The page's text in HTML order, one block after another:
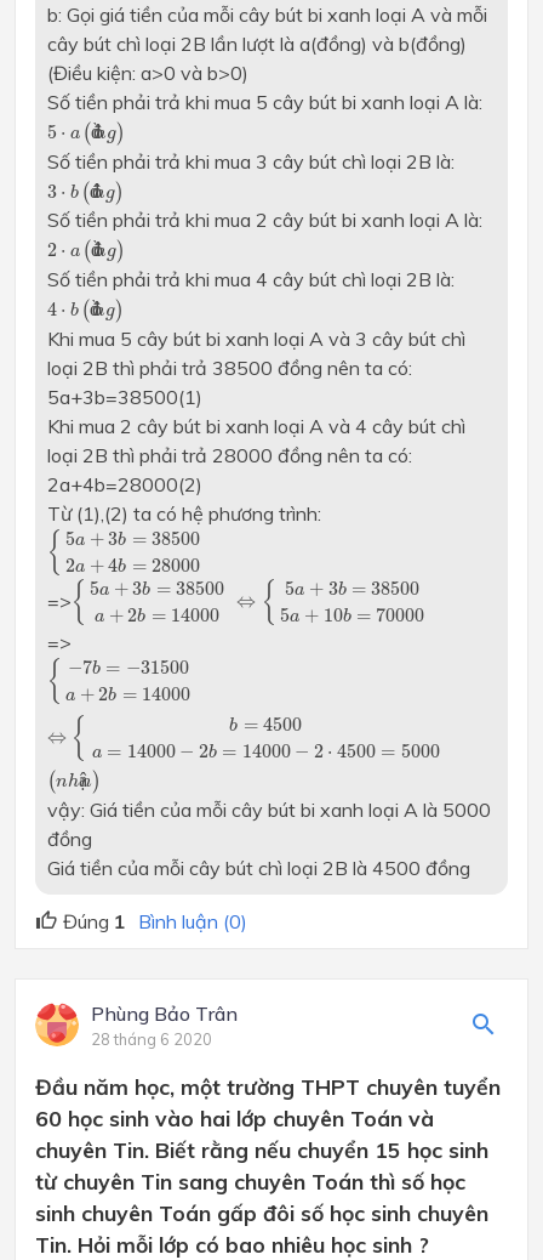
b: Gọi giá tiền của mỗi cây bút bi xanh loại A và mỗi
cây bút chì loại 2B lần lượt là a(đồng) và b(đồng)
(Điều kiện: a>0 và b>0)
Số tiền phải trả khi mua 5 cây bút bi xanh loại A là:
5 ⋅ a (đ
ồ
ng)
5 đồ ng
Số tiền phải trả khi mua 3 cây bút chì loại 2B là:
3 ⋅ b (đ
ô
ng)
3 b đô ng
Số tiền phải trả khi mua 2 cây bút bi xanh loại A là:
2 ⋅ a (đ
ồ
ng)
2 đồ g
Số tiền phải trả khi mua 4 cây bút chì loại 2B là:
4 ⋅ b (đ
ồ
ng)
4 b đồ ng
Khi mua 5 cây bút bi xanh loại A và 3 cây bút chì
loại 2B thì phải trả 38500 đồng nên ta có:
5a+3b=38500(1)
Khi mua 2 cây bút bi xanh loại A và 4 cây bút chì
loại 2B thì phải trả 28000 đồng nên ta có:
2a+4b=28000(2)
Từ (1),(2) ta có hệ phương trình:
{ 5a +3b = 38500
2a +4b = 28000
{5a +3b=385002a +4b= 28000
=>{ 5a +3b = 38500
a +2b = 14000
⇔ { 5a + 3b = 38500
5a + 10b = 70000
{5 a +3 b= 38500a+ 14000 ⇔ a+3b=
=>
{ −7b = −31500
a +2b = 14000
⇔ { b = 4500
a = 14000 − 2b = 14000 − 2 ⋅ 4500 = 5000
(nhậ
n )
{− b= 31500a+
vậy: Giá tiền của mỗi cây bút bi xanh loại A là 5000
đồng
Giá tiền của mỗi cây bút chì loại 2B là 4500 đồng
Đúng 1 Bình luận (0)
Phùng Bảo Trân
28 tháng 6 2020
Đầu năm học, một trường THPT chuyên tuyển
60 học sinh vào hai lớp chuyên Toán và
chuyên Tin. Biết rằng nếu chuyển 15 học sinh
từ chuyên Tin sang chuyên Toán thì số học
sinh chuyên Toán gấp đôi số học sinh chuyên
Tin. Hỏi mỗi lớp có bao nhiêu học sinh ?